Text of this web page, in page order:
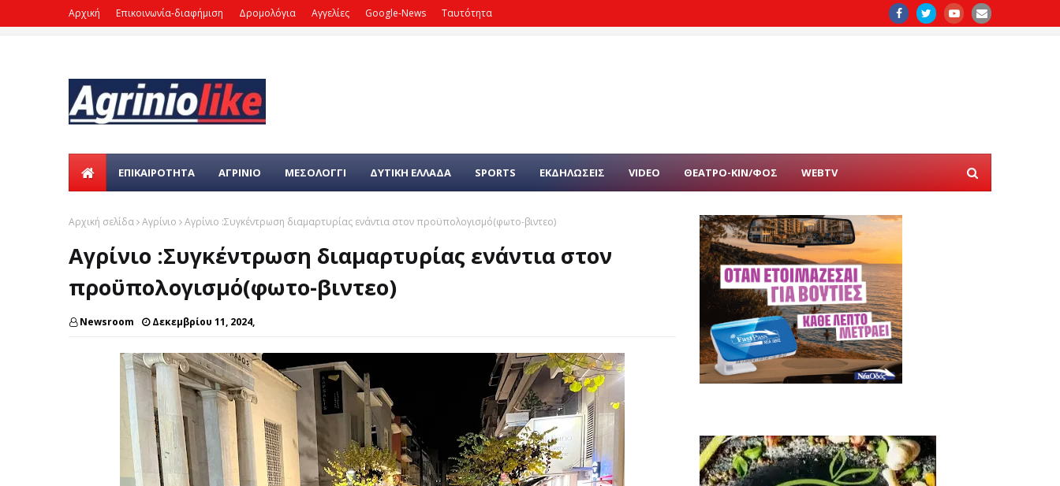
Αρχική Επικοινωνία-διαφήμιση Δρομολόγια Αγγελίες Google-News Ταυτότητα
ΕΠΙΚΑΙΡΌΤΗΤΑ ΑΓΡΙΝΙΟ ΜΕΣΟΛΟΓΓΙ ΔΥΤΙΚΗ ΕΛΛΑΔΑ SPORTS ΕΚΔΗΛΩΣΕΙΣ VIDEO ΘΕΑΤΡΟ-ΚΙΝ/ΦΟΣ WEBTV
Αρχική σελίδα Αγρίνιο Αγρίνιο :Συγκέντρωση διαμαρτυρίας ενάντια στον προϋπολογισμό(φωτο-βιντεο)
Αγρίνιο :Συγκέντρωση διαμαρτυρίας ενάντια στον
προϋπολογισμό(φωτο-βιντεο)
Newsroom Δεκεμβρίου 11, 2024,